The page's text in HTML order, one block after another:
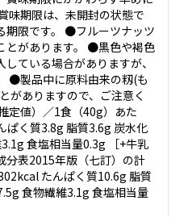
味期限は、未開封の状態で
期限です。 ●フルーツナッツ
とがあります。 ●黒色や褐色
ている場合がありますが、
●製品中に原料由来の籾(も
がありますので、ご注意く
定値）／1食（40g）あた
ぱく質3.8g 脂質3.6g 炭水化
食塩相当量0.3g ［+牛乳
表2015年版（七訂）の計
たんぱく質10.6g 脂質
食物繊維3.1g 食塩相当量